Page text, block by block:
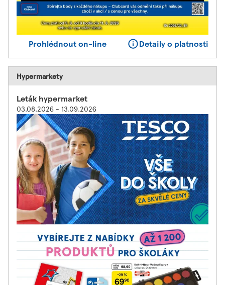
Prohlédnout on-line Detaily o platnosti
Hypermarkety
Leták hypermarket
03.08.2026 - 13.09.2026